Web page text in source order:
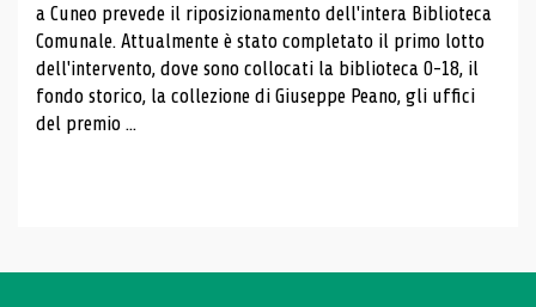
a Cuneo prevede il riposizionamento dell'intera Biblioteca
Comunale. Attualmente è stato completato il primo lotto
dell'intervento, dove sono collocati la biblioteca 0-18, il
fondo storico, la collezione di Giuseppe Peano, gli uffici
del premio ...